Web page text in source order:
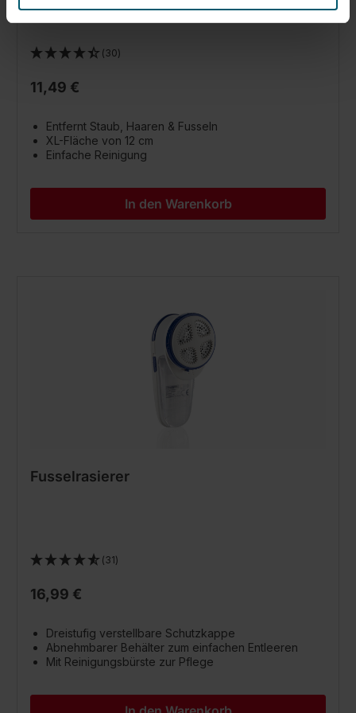
(30)
11,49 €
Entfernt Staub, Haaren & Fusseln
XL-Fläche von 12 cm
Einfache Reinigung
In den Warenkorb
Fusselrasierer
(31)
16,99 €
Dreistufig verstellbare Schutzkappe
Abnehmbarer Behälter zum einfachen Entleeren
Mit Reinigungsbürste zur Pflege